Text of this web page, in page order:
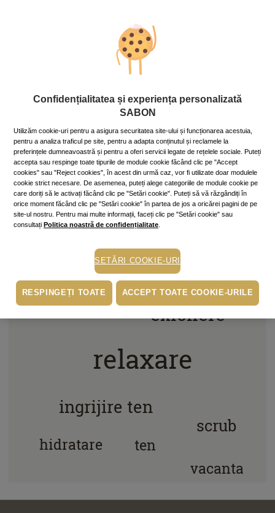
Corp
Eşti mai frumoasă când vezi viaţa în
roz!
1 May 2020
~9 min.
„Fericirea are chipul tău“ e titlul unui vechi cântec și
nimic nu e mai adevărat! Suntem mai frumoase când
alegem să vedem partea plină a paharului, iar
optimismul ne face să strălucim!
Mai mult »
relaxare
exfoliere
ingrijire ten
scrub
ingrijirea pielii
fericire
hidratare
sanatate
ten
vacanta
exfoliere piele
ten luminos
Confidențialitatea și experiența personalizată
SABON
Utilizăm cookie-uri pentru a asigura securitatea site-ului și funcționarea acestuia,
pentru a analiza traficul pe site, pentru a adapta conținutul și reclamele la
preferințele dumneavoastră și pentru a oferi servicii legate de rețelele sociale. Puteți
accepta sau respinge toate tipurile de module cookie făcând clic pe "Accept
cookies" sau "Reject cookies", în acest din urmă caz, vor fi utilizate doar modulele
cookie strict necesare. De asemenea, puteți alege categoriile de module cookie pe
care doriți să le activați făcând clic pe "Setări cookie". Puteți să vă răzgândiți în
orice moment făcând clic pe "Setări cookie" în partea de jos a oricărei pagini de pe
site-ul nostru. Pentru mai multe informații, faceți clic pe "Setări cookie" sau
consultați Politica noastră de confidențialitate
SETĂRI COOKIE-URI
RESPINGEȚI TOATE ACCEPT TOATE COOKIE-URILE